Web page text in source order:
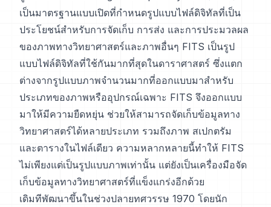
เป็นมาตรฐานแบบเปิดที่กำหนดรูปแบบไฟล์ดิจิทัลที่เป็น
ประโยชน์สำหรับการจัดเก็บ การส่ง และการประมวลผล
ของภาพทางวิทยาศาสตร์และภาพอื่นๆ FITS เป็นรูป
แบบไฟล์ดิจิทัลที่ใช้กันมากที่สุดในดาราศาสตร์ ซึ่งแตก
ต่างจากรูปแบบภาพจำนวนมากที่ออกแบบมาสำหรับ
ประเภทของภาพหรืออุปกรณ์เฉพาะ FITS จึงออกแบบ
มาให้มีความยืดหยุ่น ช่วยให้สามารถจัดเก็บข้อมูลทาง
วิทยาศาสตร์ได้หลายประเภท รวมถึงภาพ สเปกตรัม
และตารางในไฟล์เดียว ความหลากหลายนี้ทำให้ FITS
ไม่เพียงแต่เป็นรูปแบบภาพเท่านั้น แต่ยังเป็นเครื่องมือจัด
เก็บข้อมูลทางวิทยาศาสตร์ที่แข็งแกร่งอีกด้วย
เดิมทีพัฒนาขึ้นในช่วงปลายทศวรรษ 1970 โดยนัก